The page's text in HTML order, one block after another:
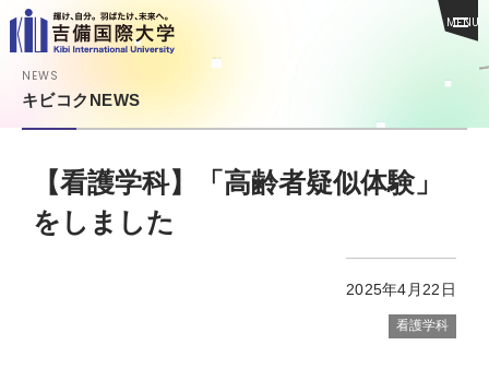
MENU
NEWS
キビコクNEWS
【看護学科】「高齢者疑似体験」
をしました
2025年4月22日
看護学科